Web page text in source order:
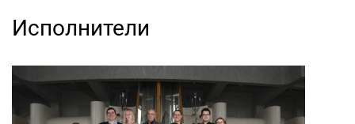
Исполнители